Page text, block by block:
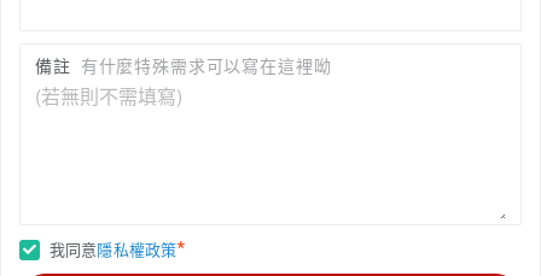
備註 有什麼特殊需求可以寫在這裡呦
我同意隱私權政策*